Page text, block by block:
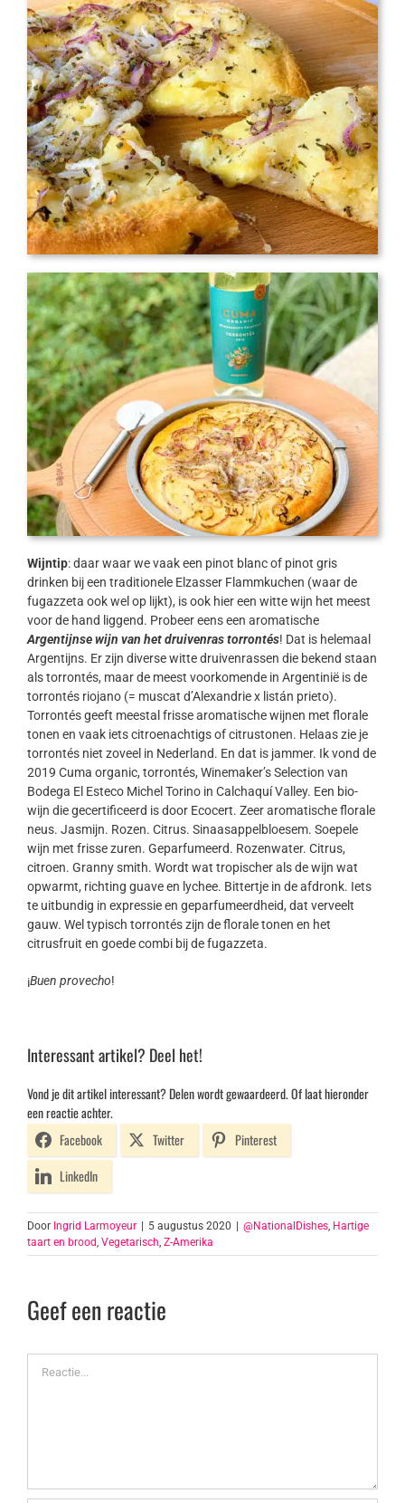
Wijntip: daar waar we vaak een pinot blanc of pinot gris
drinken bij een traditionele Elzasser Flammkuchen (waar de
fugazzeta ook wel op lijkt), is ook hier een witte wijn het meest
voor de hand liggend. Probeer eens een aromatische
Argentijnse wijn van het druivenras torrontés! Dat is helemaal
Argentijns. Er zijn diverse witte druivenrassen die bekend staan
als torrontés, maar de meest voorkomende in Argentinië is de
torrontés riojano (= muscat d’Alexandrie x listán prieto).
Torrontés geeft meestal frisse aromatische wijnen met florale
tonen en vaak iets citroenachtigs of citrustonen. Helaas zie je
torrontés niet zoveel in Nederland. En dat is jammer. Ik vond de
2019 Cuma organic, torrontés, Winemaker’s Selection van
Bodega El Esteco Michel Torino in Calchaquí Valley. Een bio-
wijn die gecertificeerd is door Ecocert. Zeer aromatische florale
neus. Jasmijn. Rozen. Citrus. Sinaasappelbloesem. Soepele
wijn met frisse zuren. Geparfumeerd. Rozenwater. Citrus,
citroen. Granny smith. Wordt wat tropischer als de wijn wat
opwarmt, richting guave en lychee. Bittertje in de afdronk. Iets
te uitbundig in expressie en geparfumeerdheid, dat verveelt
gauw. Wel typisch torrontés zijn de florale tonen en het
citrusfruit en goede combi bij de fugazzeta.
¡Buen provecho!
Interessant artikel? Deel het!
Vond je dit artikel interessant? Delen wordt gewaardeerd. Of laat hieronder
een reactie achter.
Facebook
Twitter
Pinterest
LinkedIn
Door Ingrid Larmoyeur 5 augustus 2020 @NationalDishes, Hartige
taart en brood, Vegetarisch, Z-Amerika
Geef een reactie